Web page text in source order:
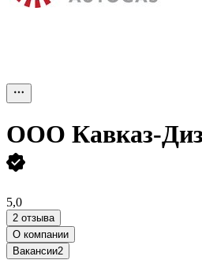
ООО Кавказ-
5,0
2 отзыва
О компании
Вакансии2